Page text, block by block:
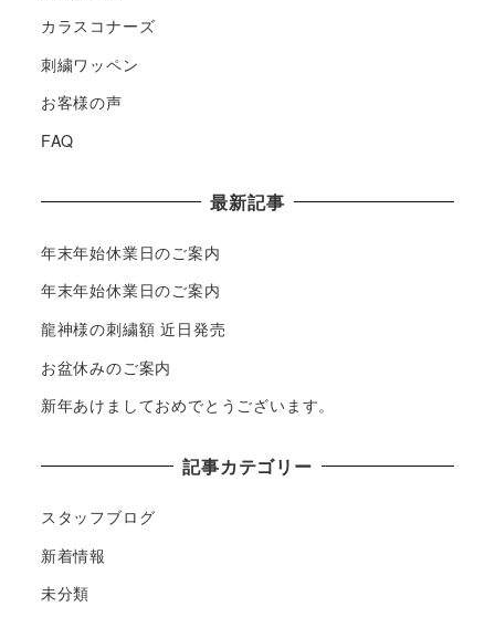
カラスコナーズ
刺繍ワッペン
お客様の声
FAQ
最新記事
年末年始休業日のご案内
年末年始休業日のご案内
龍神様の刺繍額 近日発売
お盆休みのご案内
新年あけましておめでとうございます。
記事カテゴリー
スタッフブログ
新着情報
未分類